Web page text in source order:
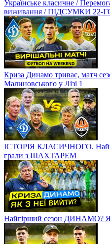
Українське класичне /
виживання / ПІДСУМКИ 22-
Криза Динамо триває, матч
Малиновського у Лізі 1
ІСТОРІЯ КЛАСИЧНОГО.
грали з ШАХТАРЕМ
Найгірший сезон ДИНАМО?